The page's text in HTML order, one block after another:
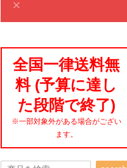
全国一律送料無
料 (予算に達し
た段階で終了)
※一部対象外がある場合がござい
ます。